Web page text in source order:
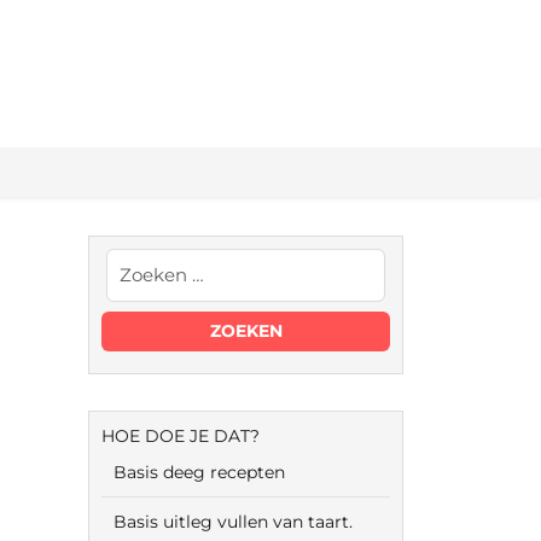
HOE DOE JE DAT?
Basis deeg recepten
Basis uitleg vullen van taart.